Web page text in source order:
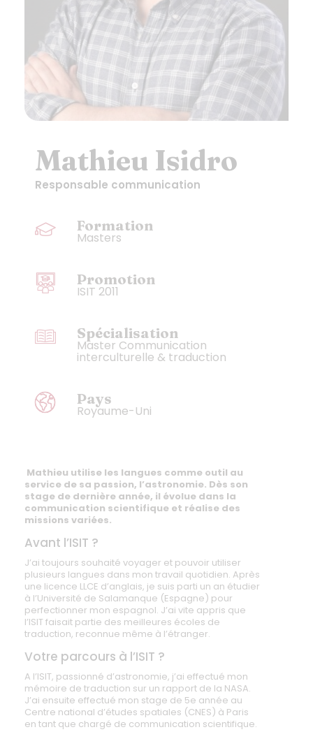
Mathieu Isidro
Responsable communication
Formation
Masters
Promotion
ISIT 2011
Spécialisation
Master Communication
interculturelle & traduction
Pays
Royaume-Uni
Mathieu utilise les langues comme outil au
service de sa passion, l’astronomie. Dès son
stage de dernière année, il évolue dans la
communication scientifique et réalise des
missions variées.
Avant l’ISIT ?
J’ai toujours souhaité voyager et pouvoir utiliser
plusieurs langues dans mon travail quotidien. Après
une licence LLCE d’anglais, je suis parti un an étudier
à l’Université de Salamanque (Espagne) pour
perfectionner mon espagnol. J’ai vite appris que
l’ISIT faisait partie des meilleures écoles de
traduction, reconnue même à l’étranger.
Votre parcours à l’ISIT ?
A l’ISIT, passionné d’astronomie, j’ai effectué mon
mémoire de traduction sur un rapport de la NASA.
J’ai ensuite effectué mon stage de 5e année au
Centre national d’études spatiales (CNES) à Paris
en tant que chargé de communication scientifique.